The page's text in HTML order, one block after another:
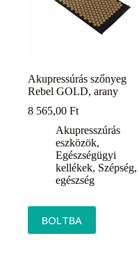
Akupressúrás szőnyeg
Rebel GOLD, arany
8 565,00 Ft
Akupresszúrás
eszközök,
Egészségügyi
kellékek, Szépség,
egészség
BOLTBA